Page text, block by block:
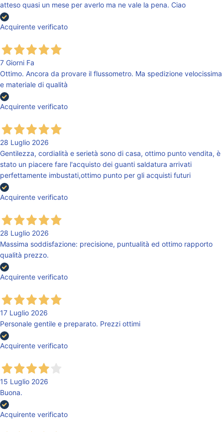
atteso quasi un mese per averlo ma ne vale la pena. Ciao
Acquirente verificato
7 Giorni Fa
Ottimo. Ancora da provare il flussometro. Ma spedizione velocissima
e materiale di qualità
Acquirente verificato
28 Luglio 2026
Gentilezza, cordialità e serietà sono di casa, ottimo punto vendita, è
stato un piacere fare l'acquisto dei guanti saldatura arrivati
perfettamente imbustati,ottimo punto per gli acquisti futuri
Acquirente verificato
28 Luglio 2026
Massima soddisfazione: precisione, puntualità ed ottimo rapporto
qualità prezzo.
Acquirente verificato
17 Luglio 2026
Personale gentile e preparato. Prezzi ottimi
Acquirente verificato
15 Luglio 2026
Buona.
Acquirente verificato